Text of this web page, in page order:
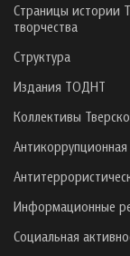
Страницы истории
творчества
Структура
Издания ТОДНТ
Коллективы
Информационные
Социальная